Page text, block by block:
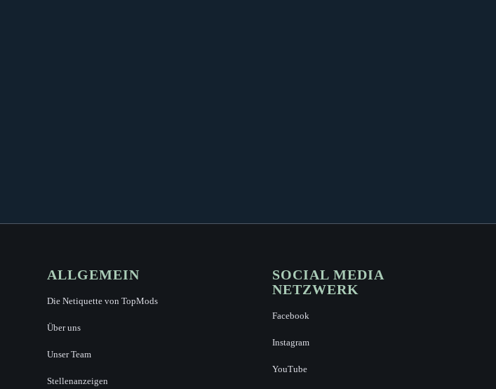
ALLGEMEIN
Die Netiquette von TopMods
Über uns
Unser Team
Stellenanzeigen
SOCIAL MEDIA
NETZWERK
Facebook
Instagram
YouTube